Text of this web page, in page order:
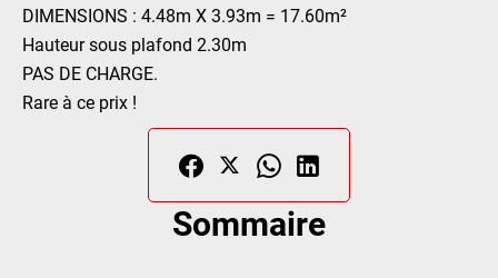
DIMENSIONS : 4.48m X 3.93m = 17.60m²
Hauteur sous plafond 2.30m
PAS DE CHARGE.
Rare à ce prix !
Sommaire